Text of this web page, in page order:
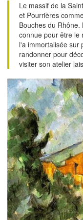
Le massif de la
et Pourrières
Bouches du
connue pour être le
l'a immortalisée sur
randonner pour
visiter son atelier